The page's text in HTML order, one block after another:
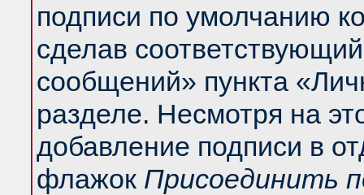
подписи по умолчанию
сделав
сообщений» пункта
разделе. Несмотря на
добавление подписи в
флажок Присоединить